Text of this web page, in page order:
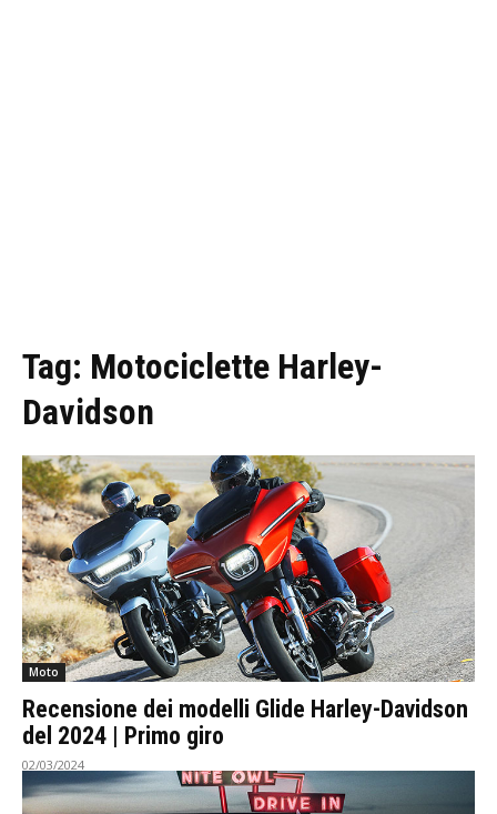
Tag: Motociclette Harley-
Davidson
Moto
Recensione dei modelli Glide Harley-Davidson
del 2024 | Primo giro
02/03/2024